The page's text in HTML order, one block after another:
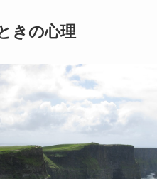
きの心理